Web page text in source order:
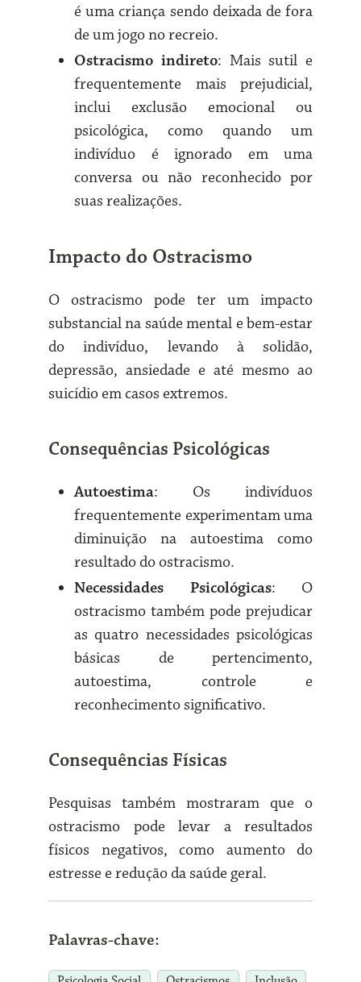
é uma criança sendo deixada de fora
de um jogo no recreio.
Ostracismo indireto: Mais sutil e
frequentemente mais prejudicial,
inclui exclusão emocional ou
psicológica, como quando um
indivíduo é ignorado em uma
conversa ou não reconhecido por
suas realizações.
Impacto do Ostracismo
O ostracismo pode ter um impacto
substancial na saúde mental e bem-estar
do indivíduo, levando à solidão,
depressão, ansiedade e até mesmo ao
suicídio em casos extremos.
Consequências Psicológicas
Autoestima: Os indivíduos
frequentemente experimentam uma
diminuição na autoestima como
resultado do ostracismo.
Necessidades Psicológicas: O
ostracismo também pode prejudicar
as quatro necessidades psicológicas
básicas de pertencimento,
autoestima, controle e
reconhecimento significativo.
Consequências Físicas
Pesquisas também mostraram que o
ostracismo pode levar a resultados
físicos negativos, como aumento do
estresse e redução da saúde geral.
Palavras-chave: